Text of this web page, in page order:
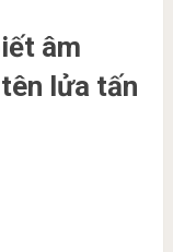
âm
lửa tấn